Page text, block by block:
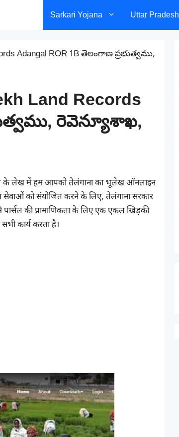
Sarkari Yojana Uttar Pradesh
Adangal ROR 1B తెలంగాణ ప్రభుత్వము,
Land Records
రెవెన్యూశాఖ,
लेख में हम आपको तेलंगाना का भूलेख ऑनलाइन
सेवाओं को संयोजित करने के लिए, तेलंगाना सरकार
की प्रामाणिकता के लिए एक एकल खिड़की
कार्य करता है।